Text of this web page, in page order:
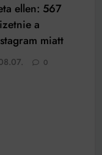
ellen: 567
a
miatt
0